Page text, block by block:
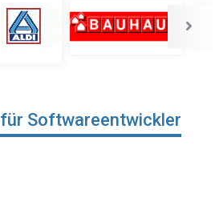
Softwareentwickler